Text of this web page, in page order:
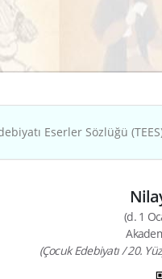
Eserler Sözlüğü
(d. 1
(Çocuk Edebiyatı / 20.